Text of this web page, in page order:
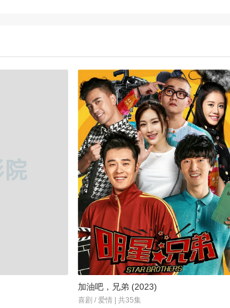
加油吧，兄弟 (2023)
喜剧 / 爱情 | 共35集